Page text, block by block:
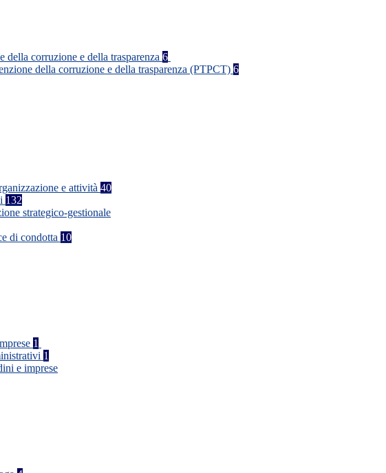
della corruzione e della trasparenza 6
della corruzione e della trasparenza (PTPCT) 6
e attività 40
132
strategico-gestionale
di condotta 10
1
1
e imprese